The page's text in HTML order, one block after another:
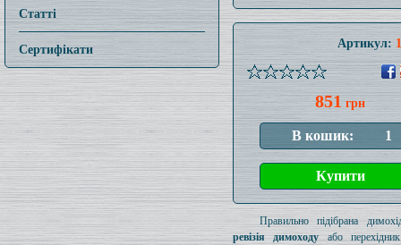
Статті
Сертифікати Артикул:
851 грн
Правильно підібрана
ревізія димоходу або